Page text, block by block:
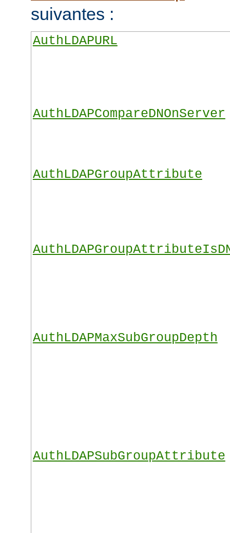
suivantes :
AuthLDAPURL
AuthLDAPCompareDNOnServer
AuthLDAPGroupAttribute
AuthLDAPMaxSubGroupDepth
AuthLDAPSubGroupAttribute